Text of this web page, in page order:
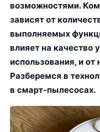
возможностями.
зависят от
выполняемых
влияет на качество
использования, и от
Разберемся в
в смарт-пылесосах.